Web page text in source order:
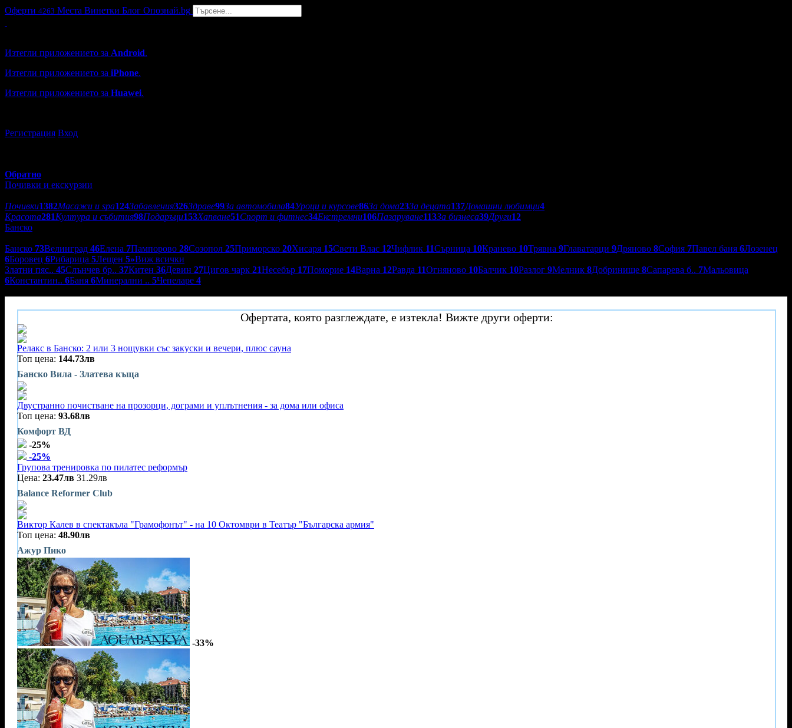
Оферти 4263 Места Винетки Блог Опознай.bg
Изтегли приложението за Android.
Изтегли приложението за iPhone.
Изтегли приложението за Huawei.
Регистрация Вход
Обратно
Почивки и екскурзии
Почивки1382Масажи и spa124Забавления326Здраве99За автомобила84Уроци и курсове86За дома23За децата137Домашни любимци4
Красота281Култура и събития98Подаръци153Хапване51Спорт и фитнес34Екстремни106Пазаруване113За бизнеса39Други12
Банско
Банско 73Велинград 46Елена 7Пампорово 28Созопол 25Приморско 20Хисаря 15Свети Влас 12Чифлик 11Сърница 10Кранево 10Трявна 9Главатарци 9Дряново 8София 7Павел баня 6Лозенец
6Боровец 6Рибарица 5Лещен 5»Виж всички
Златни пяс.. 45Слънчев бр.. 37Китен 36Девин 27Цигов чарк 21Несебър 17Поморие 14Варна 12Равда 11Огняново 10Балчик 10Разлог 9Мелник 8Добринище 8Сапарева б.. 7Мальовица
6Константин.. 6Баня 6Минерални .. 5Чепеларе 4
Офертата, която разглеждате, е изтекла! Вижте други оферти:
Релакс в Банско: 2 или 3 нощувки със закуски и вечери, плюс сауна
Топ цена: 144.73лв
Банско Вила - Златева къща
Двустранно почистване на прозорци, дограми и уплътнения - за дома или офиса
Топ цена: 93.68лв
Комфорт ВД
-25%
-25%
Групова тренировка по пилатес реформър
Цена: 23.47лв 31.29лв
Balance Reformer Club
Виктор Калев в спектакъла "Грамофонът" - на 10 Октомври в Театър "Българска армия"
Топ цена: 48.90лв
Ажур Пико
-33%